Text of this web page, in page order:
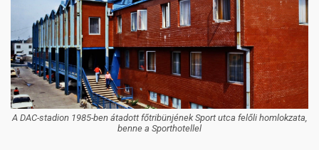
A DAC-stadion 1985-ben átadott főtribünjének Sport utca felőli homlokzata,
benne a Sporthotellel